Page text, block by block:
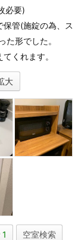
必要)
保管(施錠の為、ス
た形でした。
くれます。
大
1 空室検索